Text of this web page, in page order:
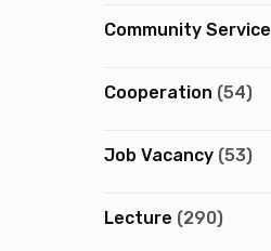
Community Service
Cooperation (54)
Job Vacancy(53)
Lecture (290)